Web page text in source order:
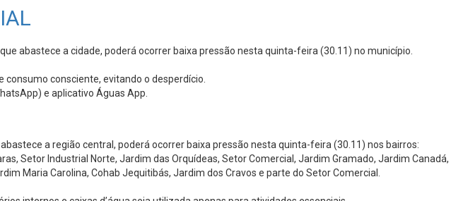
abastece a cidade, poderá ocorrer baixa pressão nesta quinta-feira (30.11) no município.
consciente, evitando o desperdício.
e aplicativo Águas App.
a região central, poderá ocorrer baixa pressão nesta quinta-feira (30.11) nos bairros:
Setor Industrial Norte, Jardim das Orquídeas, Setor Comercial, Jardim Gramado, Jardim Canadá,
Maria Carolina, Cohab Jequitibás, Jardim dos Cravos e parte do Setor Comercial.